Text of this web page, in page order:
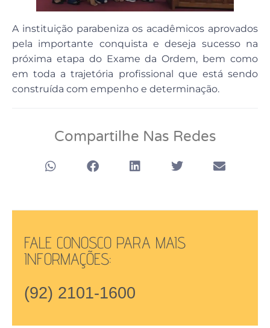
A instituição parabeniza os acadêmicos aprovados
pela importante conquista e deseja sucesso na
próxima etapa do Exame da Ordem, bem como
em toda a trajetória profissional que está sendo
construída com empenho e determinação.
Compartilhe Nas Redes
FALE CONOSCO PARA MAIS
INFORMAÇÕES:
(92) 2101-1600